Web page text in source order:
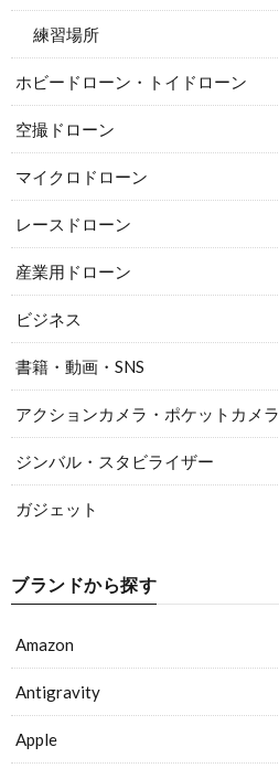
練習場所
ホビードローン・トイドローン
空撮ドローン
マイクロドローン
レースドローン
産業用ドローン
ビジネス
書籍・動画・SNS
アクションカメラ・ポケットカメラ
ジンバル・スタビライザー
ガジェット
ブランドから探す
Amazon
Antigravity
Apple